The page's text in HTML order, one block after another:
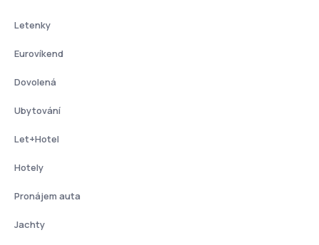
Letenky
Eurovíkend
Dovolená
Ubytování
Let+Hotel
Hotely
Pronájem auta
Jachty